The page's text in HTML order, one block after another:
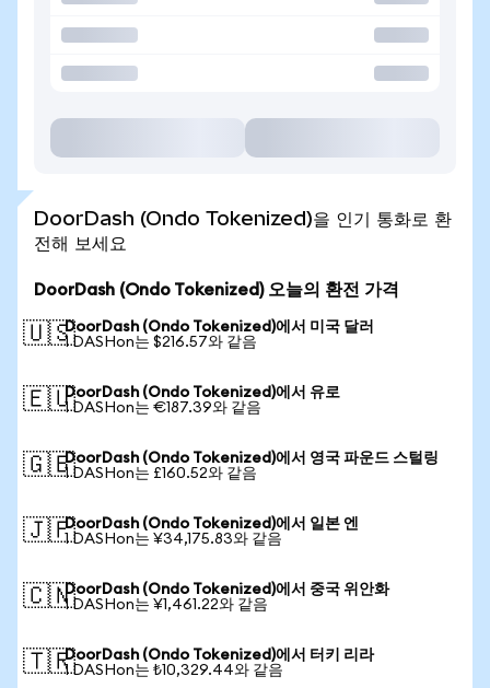
DoorDash (Ondo Tokenized)을 인기 통화로 환
전해 보세요
DoorDash (Ondo Tokenized) 오늘의 환전 가격
🇺🇸DoorDash (Ondo Tokenized)에서 미국 달러
1 DASHon는 $216.57와 같음
🇪🇺DoorDash (Ondo Tokenized)에서 유로
1 DASHon는 €187.39와 같음
🇬🇧DoorDash (Ondo Tokenized)에서 영국 파운드 스털링
1 DASHon는 £160.52와 같음
🇯🇵DoorDash (Ondo Tokenized)에서 일본 엔
1 DASHon는 ¥34,175.83와 같음
🇨🇳DoorDash (Ondo Tokenized)에서 중국 위안화
1 DASHon는 ¥1,461.22와 같음
🇹🇷DoorDash (Ondo Tokenized)에서 터키 리라
1 DASHon는 ₺10,329.44와 같음